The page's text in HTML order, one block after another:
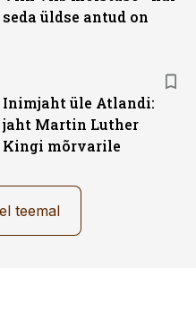
seda üldse antud on
Inimjaht üle Atlandi:
jaht Martin Luther
Kingi mõrvarile
teemal